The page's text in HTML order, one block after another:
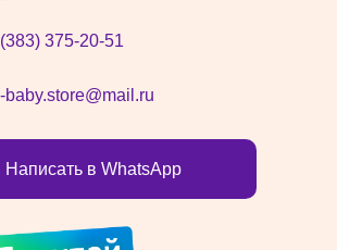
375-20-51
baby.store@mail.ru
Написать в WhatsApp